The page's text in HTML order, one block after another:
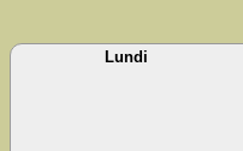
Lundi